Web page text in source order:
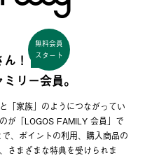
！
無料会員
スタート
リー会員。
「家族」のようにつながってい
が「LOGOS FAMILY 会員」で
、ポイントの利用、購入商品の
さまざまな特典を受けられま